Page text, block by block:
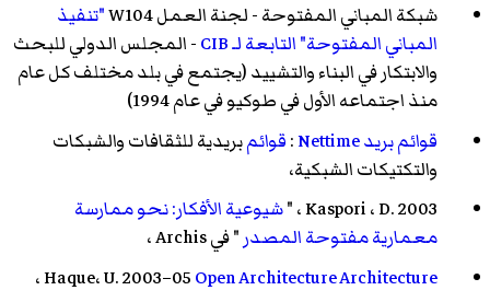
شبكة المباني المفتوحة - لجنة العمل W104
"تنفيذ
المباني المفتوحة" التابعة لـ CIB
- المجلس الدولي للبحث
والابتكار في البناء والتشييد (يجتمع في بلد مختلف كل عام
منذ اجتماعه الأول في طوكيو في عام 1994)
قوائم بريد Nettime
:قوائمبريدية للثقافات والشبكات
والتكتيكات الشبكية،
Kaspori ، D. 2003 ، "
شيوعية الأفكار: نحو ممارسة
معمارية مفتوحة المصدر " في Archis ،
Haque، U. 2003–05Open Architecture Architecture
،